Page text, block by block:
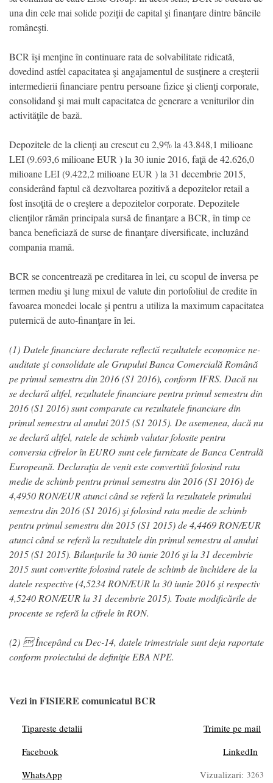
una din cele mai solide poziţii de capital şi finanţare dintre băncile
româneşti.
BCR îşi menţine în continuare rata de solvabilitate ridicată,
dovedind astfel capacitatea şi angajamentul de susţinere a creşterii
intermedierii financiare pentru persoane fizice şi clienţi corporate,
consolidand şi mai mult capacitatea de generare a veniturilor din
activităţile de bază.
Depozitele de la clienţi au crescut cu 2,9% la 43.848,1 milioane
LEI (9.693,6 milioane EUR ) la 30 iunie 2016, faţă de 42.626,0
milioane LEI (9.422,2 milioane EUR ) la 31 decembrie 2015,
considerând faptul că dezvoltarea pozitivă a depozitelor retail a
fost însoţită de o creştere a depozitelor corporate. Depozitele
clienţilor rămân principala sursă de finanţare a BCR, în timp ce
banca beneficiază de surse de finanţare diversificate, incluzând
compania mamă.
BCR se concentrează pe creditarea în lei, cu scopul de inversa pe
termen mediu şi lung mixul de valute din portofoliul de credite în
favoarea monedei locale şi pentru a utiliza la maximum capacitatea
puternică de auto-finanţare în lei.
(1) Datele financiare declarate reflectă rezultatele economice ne-
auditate şi consolidate ale Grupului Banca Comercială Română
pe primul semestru din 2016 (S1 2016), conform IFRS. Dacă nu
se declară altfel, rezultatele financiare pentru primul semestru din
2016 (S1 2016) sunt comparate cu rezultatele financiare din
primul semestru al anului 2015 (S1 2015). De asemenea, dacă nu
se declară altfel, ratele de schimb valutar folosite pentru
conversia cifrelor în EURO sunt cele furnizate de Banca Centrală
Europeană. Declaraţia de venit este convertită folosind rata
medie de schimb pentru primul semestru din 2016 (S1 2016) de
4,4950 RON/EUR atunci când se referă la rezultatele primului
semestru din 2016 (S1 2016) şi folosind rata medie de schimb
pentru primul semestru din 2015 (S1 2015) de 4,4469 RON/EUR
atunci când se referă la rezultatele din primul semestru al anului
2015 (S1 2015). Bilanţurile la 30 iunie 2016 şi la 31 decembrie
2015 sunt convertite folosind ratele de schimb de închidere de la
datele respective (4,5234 RON/EUR la 30 iunie 2016 şi respectiv
4,5240 RON/EUR la 31 decembrie 2015). Toate modificările de
procente se referă la cifrele în RON.
(2)  Începând cu Dec-14, datele trimestriale sunt deja raportate
conform proiectului de definiţie EBA NPE.
Vezi in FISIERE comunicatul BCR
Tipareste detalii
Trimite pe mail
Facebook
LinkedIn
WhatsApp
Vizualizari: 3263